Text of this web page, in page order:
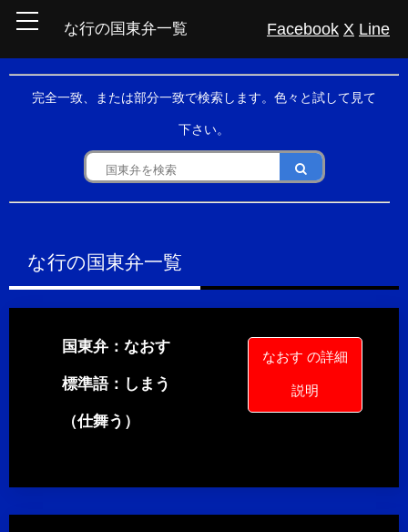
な行の国東弁一覧 Facebook X Line
完全一致、または部分一致で検索します。色々と試して見て
下さい。
な行の国東弁一覧
国東弁：なおす
標準語：しまう
（仕舞う）
なおす の詳細
説明